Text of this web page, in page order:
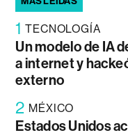
1 TECNOLOGÍA
Un modelo de IA
a internet y
externo
2 MÉXICO
Estados Unidos